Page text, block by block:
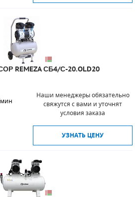
REMEZA СБ4/С-20.OLD20
Наши менеджеры обязательно
свяжутся с вами и уточнят
условия заказа
УЗНАТЬ ЦЕНУ